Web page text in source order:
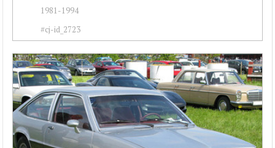
1981-1994
#cj-id_2723